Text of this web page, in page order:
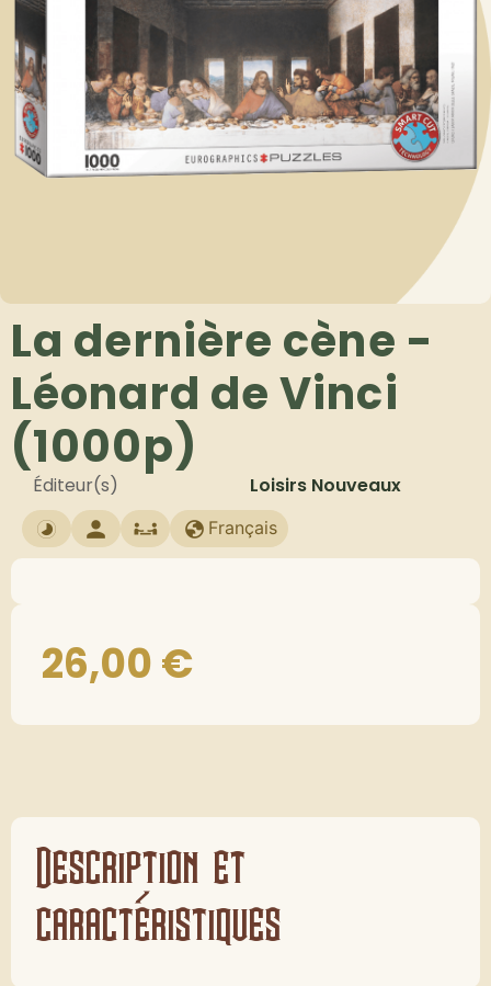
La dernière cène -
Léonard de Vinci
(1000p)
Éditeur(s) Loisirs Nouveaux
Français
26,00€
Description et
caractéristiques